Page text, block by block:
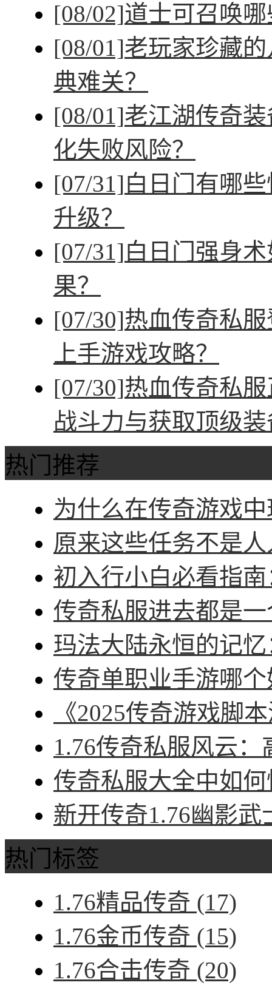
[08/02]道士可召唤
[08/01]老玩家珍藏
典难关？
[08/01]老江湖传奇
化失败风险？
[07/31]白日门有哪
升级？
[07/31]白日门强身
果？
[07/30]热血传奇私
上手游戏攻略？
[07/30]热血传奇私
战斗力与获取顶级
热门推荐
为什么在传奇游戏
原来这些任务不是
初入行小白必看指
传奇私服进去都是
玛法大陆永恒的记
传奇单职业手游哪
《2025传奇游戏脚
1.76传奇私服风云
传奇私服大全中如
新开传奇1.76幽影
热门标签
1.76精品传奇 (17)
1.76金币传奇 (15)
1.76合击传奇 (20)